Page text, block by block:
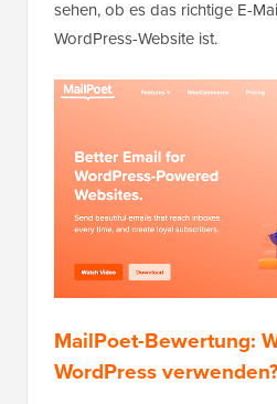
sehen, ob es das richtige E-
WordPress-Website ist.
MailPoet-Bewertung:
WordPress